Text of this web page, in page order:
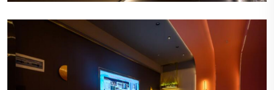
宁静的氛围
会所内部装饰以柔和的色调为主，营造出一种宁静
而温馨的氛围，让顾客一踏入便能感受到放松和舒